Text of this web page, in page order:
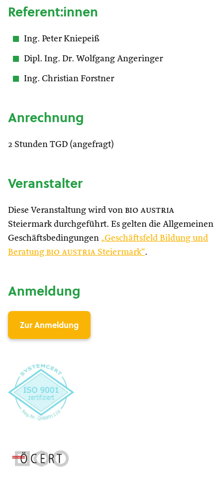
Referent:innen
Ing. Peter Kniepeiß
Dipl. Ing. Dr. Wolfgang Angeringer
Ing. Christian Forstner
Anrechnung
2 Stunden TGD (angefragt)
Veranstalter
Diese Veranstaltung wird von bio austria
Steiermark durchgeführt. Es gelten die Allgemeinen
Geschäftsbedingungen „Geschäftsfeld Bildung und
Beratung bio austria Steiermark“.
Anmeldung
Zur Anmeldung